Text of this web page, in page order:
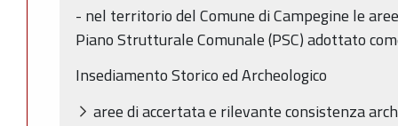
- nel territorio del Comune di Campegine le
Piano Strutturale Comunale (PSC) adottato
Insediamento Storico ed Archeologico
aree di accertata e rilevante consistenza